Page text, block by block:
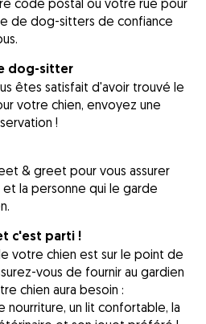
de dog-sitters de confiance
dog-sitter
êtes satisfait d'avoir trouvé le
votre chien, envoyez une
!
& greet pour vous assurer
la personne qui le garde
c'est parti !
votre chien est sur le point de
vous de fournir au gardien
chien aura besoin :
nourriture, un lit confortable, la